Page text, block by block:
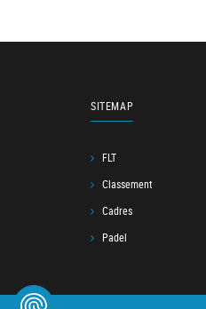
SITEMAP
FLT
Classement
Cadres
Padel